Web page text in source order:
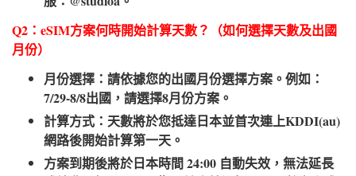
Q2：eSIM方案何時開始計算天數？（如何選擇天數及出國
月份）​
月份選擇：請依據您的出國月份選擇方案。例如：
7/29-8/8出國，請選擇8月份方案。
計算方式：天數將於您抵達日本並首次連上KDDI(au)
網路後開始計算第一天。
方案到期後將於日本時間 24:00 自動失效，無法延長